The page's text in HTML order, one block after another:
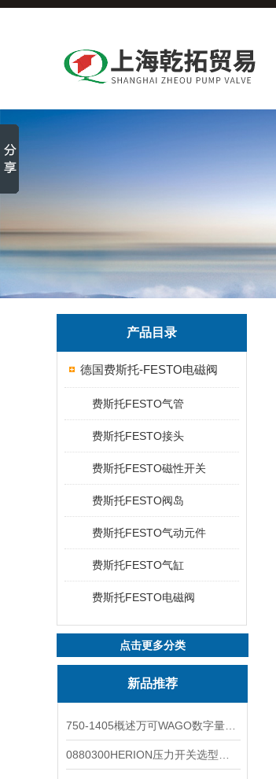
产品目录
德国费斯托-FESTO电磁阀
费斯托FESTO气管
费斯托FESTO接头
费斯托FESTO磁性开关
费斯托FESTO阀岛
费斯托FESTO气动元件
费斯托FESTO气缸
费斯托FESTO电磁阀
点击更多分类
新品推荐